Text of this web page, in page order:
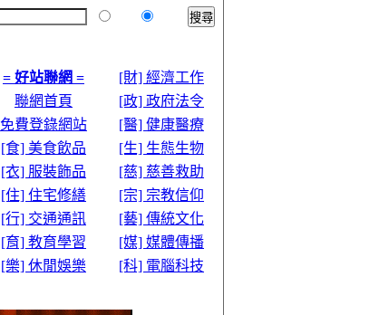
= 好站聯網 =
[財] 經濟工作
聯網首頁
[政] 政府法令
免費登錄網站
[醫] 健康醫療
[食] 美食飲品
[生] 生態生物
[衣] 服裝飾品
[慈] 慈善救助
[住] 住宅修繕
[宗] 宗教信仰
[行] 交通通訊
[藝] 傳統文化
[育] 教育學習
[媒] 媒體傳播
[樂] 休閒娛樂
[科] 電腦科技